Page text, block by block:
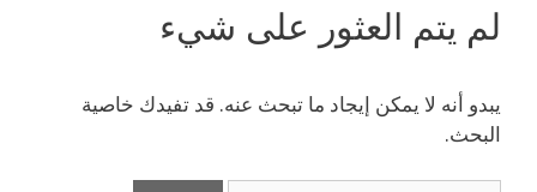
لم يتم العثور على شيء
يبدو أنه لا يمكن إيجاد ما تبحث عنه. قد تفيدك خاصية
البحث.